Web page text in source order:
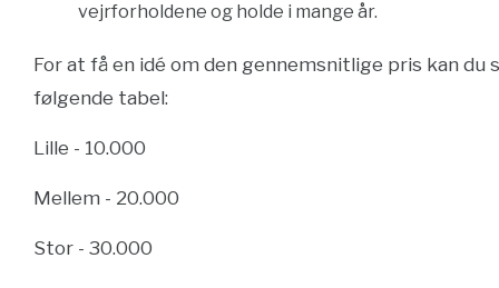
vejrforholdene og holde i mange år.
For at få en idé om den gennemsnitlige pris kan du
følgende tabel:
Lille - 10.000
Mellem - 20.000
Stor - 30.000